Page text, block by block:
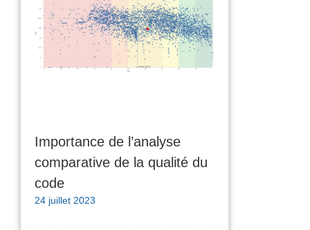
Importance de l’analyse
comparative de la qualité du
code
24 juillet 2023